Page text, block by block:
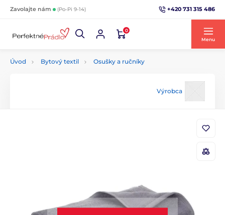
Zavolajte nám (Po-Pi 9-14) +420 731 315 486
0
Menu
Úvod Bytový textil Osušky a ručníky
Výrobca